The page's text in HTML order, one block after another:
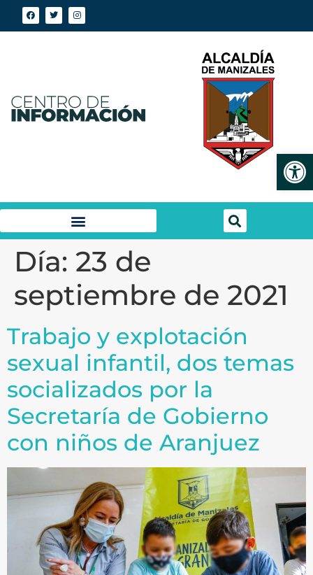
Día: 23 de
septiembre de 2021
Trabajo y explotación
sexual infantil, dos temas
socializados por la
Secretaría de Gobierno
con niños de Aranjuez